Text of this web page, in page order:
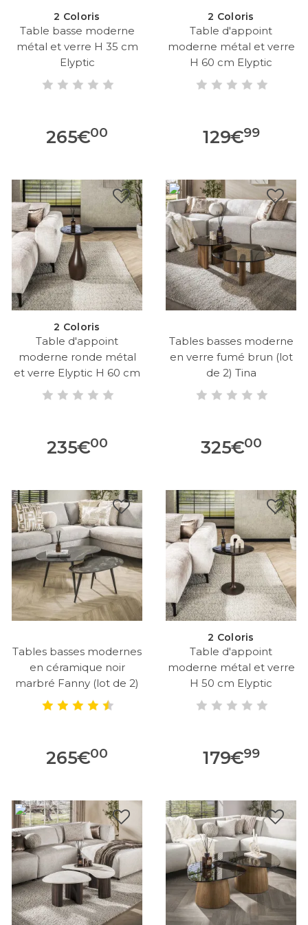
2 Coloris
Table basse moderne
métal et verre H 35 cm
Elyptic
265€00
2 Coloris
Table d'appoint
moderne métal et verre
H 60 cm Elyptic
129€99
2 Coloris
Table d'appoint
moderne ronde métal
et verre Elyptic H 60 cm
235€00
Tables basses moderne
en verre fumé brun (lot
de 2) Tina
325€00
Tables basses modernes
en céramique noir
marbré Fanny (lot de 2)
265€00
2 Coloris
Table d'appoint
moderne métal et verre
H 50 cm Elyptic
179€99